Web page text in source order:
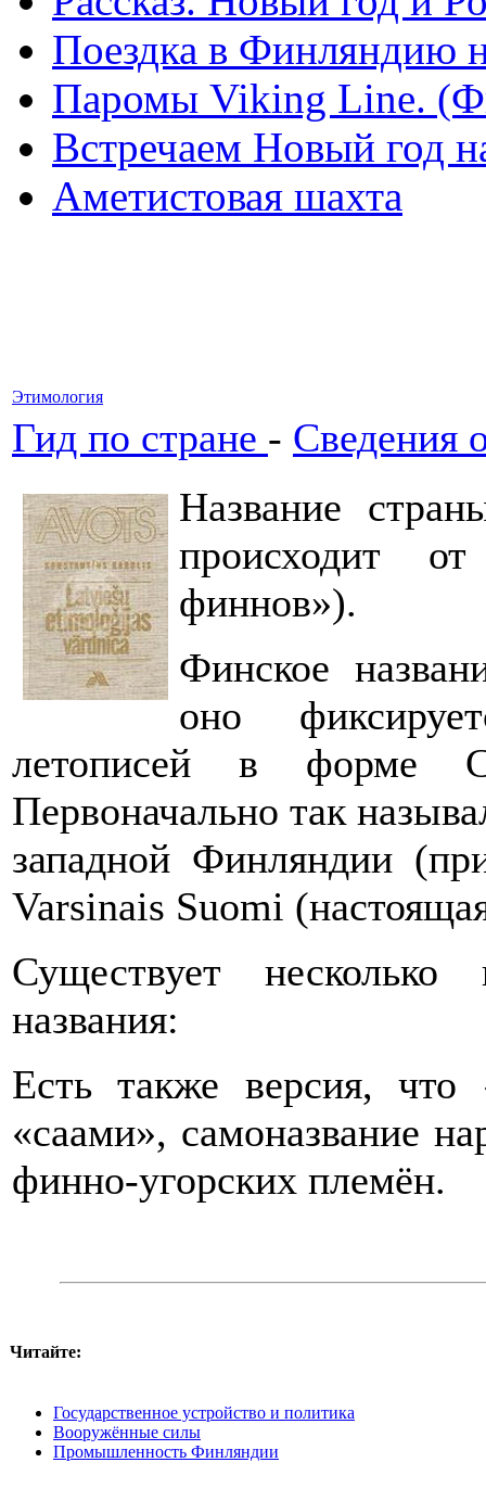
Поездка в Финляндию
Паромы Viking Line.
Встречаем Новый год
Аметистовая шахта
Этимология
Гид по стране - Cведения
Название
происходит
финнов»).
Финское
оно
летописей в форме
Первоначально так
западной Финляндии
Varsinais Suomi
Существует несколько
названия:
Есть также версия,
«саами», самоназвание
финно-угорских племён.
Читайте:
Государственное устройство и политика
Вооружённые силы
Промышленность Финляндии